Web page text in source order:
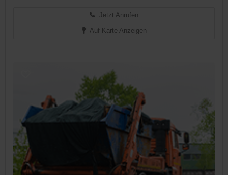
Jetzt Anrufen
Auf Karte Anzeigen